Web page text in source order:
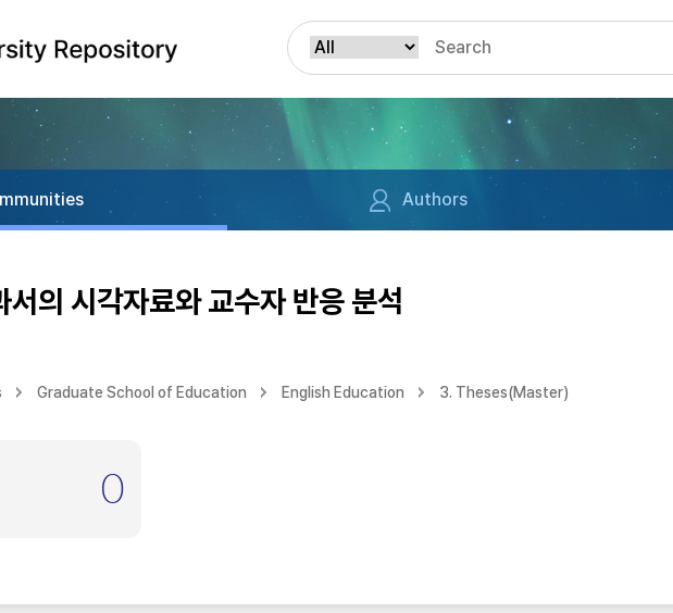
Authors
서의 시각자료와 교수자 반응 분석
Graduate School of Education English Education 3. Theses(Master)
0